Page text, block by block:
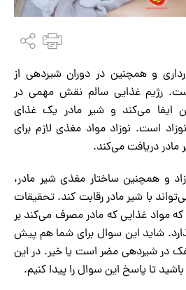
و همچنین در دوران شیردهی از
است. رژیم غذایی سالم نقش مهمی در
ایفا می‌کند و شیر مادر یک غذای
است. نوزاد مواد مغذی لازم برای
مادر دریافت می‌کند.
و همچنین ساختار مغذی شیر مادر،
با شیر مادر رقابت کند. تحقیقات
مواد غذایی که مادر مصرف می‌کند بر
شاید این سوال برای شما هم پیش
در شیردهی مضر است یا خیر. در این
باشید تا پاسخ این سوال را پیدا کنیم.